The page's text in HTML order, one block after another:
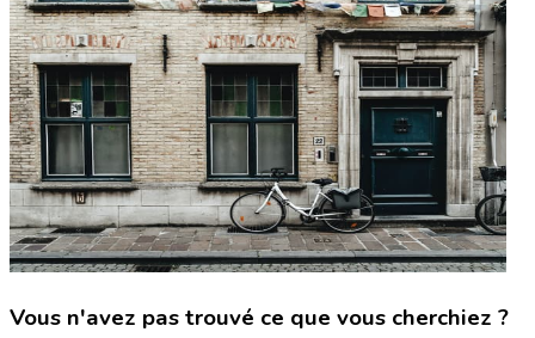
Vous n'avez pas trouvé ce que vous cherchiez ?